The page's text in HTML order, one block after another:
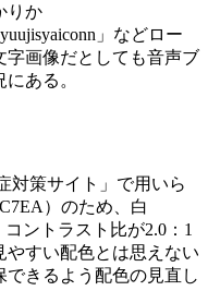
りか
」などロー
字画像だとしても音声ブ
ある。
対策サイト」で用いら
）のため、白
コントラスト比が2.0：1
やすい配色とは思えない
きるよう配色の見直し